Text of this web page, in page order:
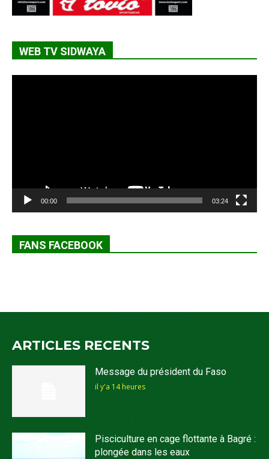
WEB TV SIDWAYA
00:00 03:24
FANS FACEBOOK
ARTICLES RECENTS
Message du président du Faso
il y'a 14 heures
Pisciculture en cage flottante à Bagré :
plongée dans les eaux